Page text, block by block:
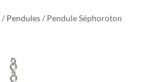
/ Pendules/ Pendule Séphoroton